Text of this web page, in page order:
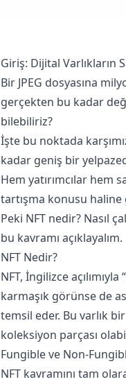
Giriş: Dijital Varlıkların
Bir JPEG dosyasına
gerçekten bu kadar
bilebiliriz?
İşte bu noktada
kadar geniş bir
Hem yatırımcılar hem
tartışma konusu haline
Peki NFT nedir? Nasıl
bu kavramı açıklayalım.
NFT Nedir?
NFT, İngilizce
karmaşık görünse de
temsil eder. Bu varlık
koleksiyon parçası
Fungible ve Non-
NFT kavramını tam